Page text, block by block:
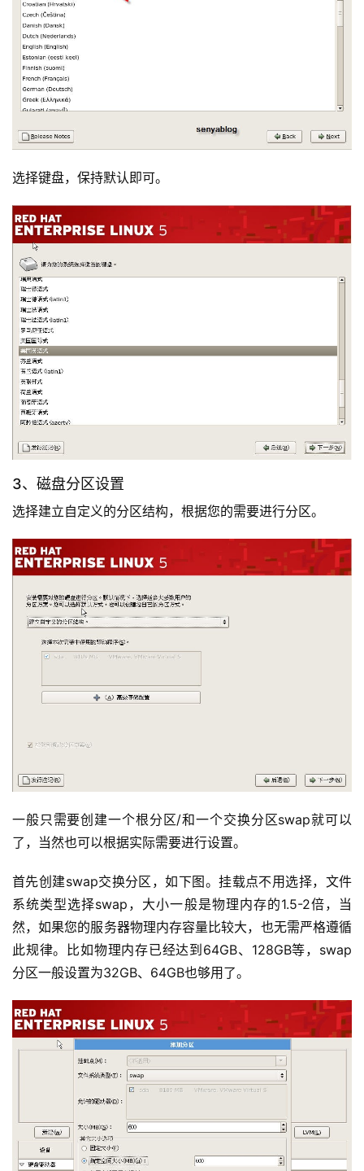
选择键盘，保持默认即可。
3、磁盘分区设置
选择建立自定义的分区结构，根据您的需要进行分区。
一般只需要创建一个根分区/和一个交换分区swap就可以
了，当然也可以根据实际需要进行设置。
首先创建swap交换分区，如下图。挂载点不用选择，文件
系统类型选择swap，大小一般是物理内存的1.5-2倍，当
然，如果您的服务器物理内存容量比较大，也无需严格遵循
此规律。比如物理内存已经达到64GB、128GB等，swap
分区一般设置为32GB、64GB也够用了。